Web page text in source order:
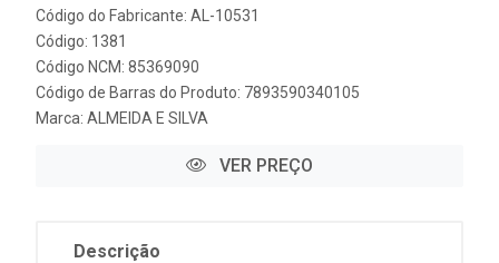
Código do Fabricante: AL-10531
Código: 1381
Código NCM: 85369090
Código de Barras do Produto: 7893590340105
Marca: ALMEIDA E SILVA
VER PREÇO
Descrição